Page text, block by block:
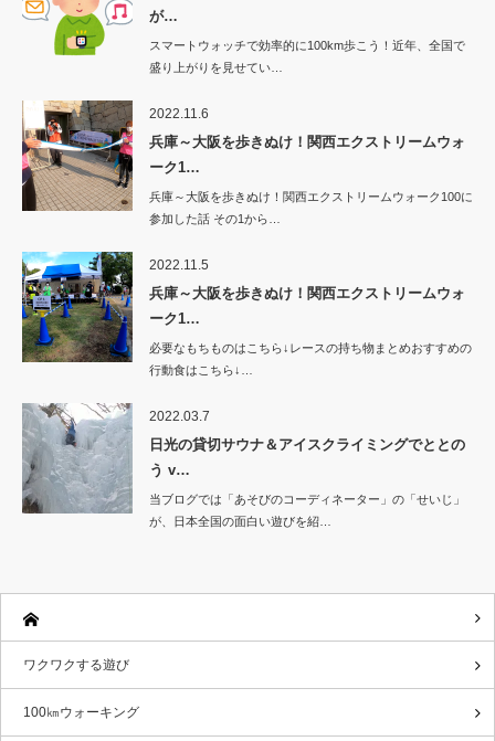
が…
スマートウォッチで効率的に100km歩こう！近年、全国で
盛り上がりを見せてい…
2022.11.6
兵庫～大阪を歩きぬけ！関西エクストリームウォ
ーク1…
兵庫～大阪を歩きぬけ！関西エクストリームウォーク100に
参加した話 その1から…
2022.11.5
兵庫～大阪を歩きぬけ！関西エクストリームウォ
ーク1…
必要なもちものはこちら↓レースの持ち物まとめおすすめの
行動食はこちら↓…
2022.03.7
日光の貸切サウナ＆アイスクライミングでととの
う v…
当ブログでは「あそびのコーディネーター」の「せいじ」
が、日本全国の面白い遊びを紹…
ワクワクする遊び
100㎞ウォーキング